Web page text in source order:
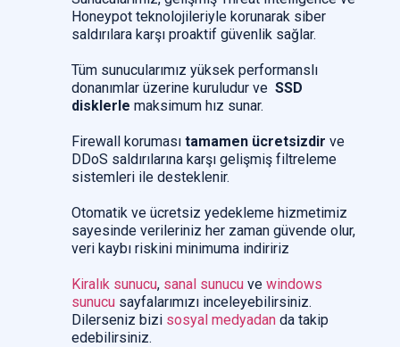
Honeypot teknolojileriyle korunarak siber
saldırılara karşı proaktif güvenlik sağlar.
Tüm sunucularımız yüksek performanslı
donanımlar üzerine kuruludur ve SSD
disklerle maksimum hız sunar.
Firewall koruması tamamen ücretsizdir ve
DDoS saldırılarına karşı gelişmiş filtreleme
sistemleri ile desteklenir.
Otomatik ve ücretsiz yedekleme hizmetimiz
sayesinde verileriniz her zaman güvende olur,
veri kaybı riskini minimuma indiririz
Kiralık sunucu, sanal sunucu ve windows
sunucu sayfalarımızı inceleyebilirsiniz.
Dilerseniz bizi sosyal medyadan da takip
edebilirsiniz.